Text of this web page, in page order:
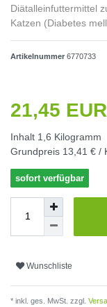
Diätalleinfuttermittel
Katzen (Diabetes
Artikelnummer 6770733
21,45 EUR
Inhalt 1,6 Kilogramm
Grundpreis 13,41 € /
sofort verfügbar
Wunschliste
* inkl. ges. MwSt. zzgl.